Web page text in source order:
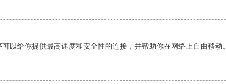
以给你提供最高速度和安全性的连接，并帮助你在网络上自由移动。